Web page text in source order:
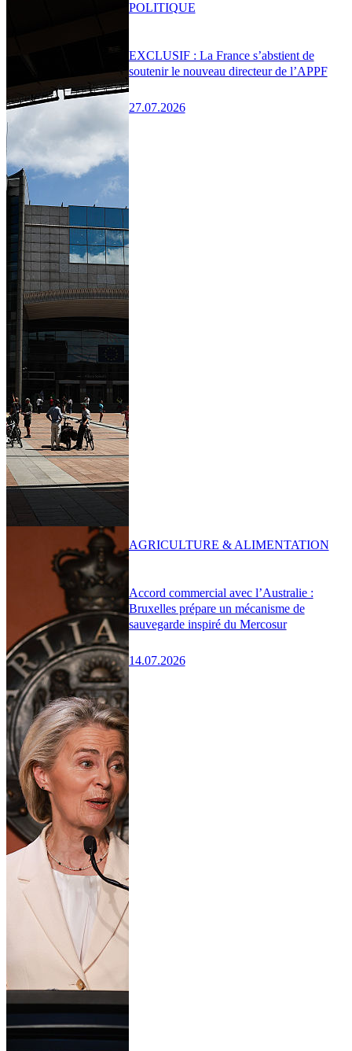
EXCLUSIF : La France s’abstient de
soutenir le nouveau directeur de l’APPF
27.07.2026
POLITIQUE
Accord commercial avec l’Australie :
Bruxelles prépare un mécanisme de
sauvegarde inspiré du Mercosur
14.07.2026
AGRICULTURE & ALIMENTATION